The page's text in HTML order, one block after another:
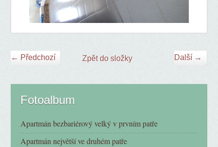
← Předchozí Další →
Zpět do složky
Fotoalbum
Apartmán bezbariérový velký v prvním patře
Apartmán největší ve druhém patře